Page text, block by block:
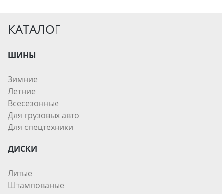
КАТАЛОГ
ШИНЫ
Зимние
Летние
Всесезонные
Для грузовых авто
Для спецтехники
ДИСКИ
Литые
Штампованые